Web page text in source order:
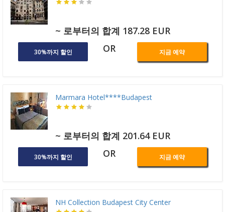
~ 로부터의 합계 187.28 EUR
30%까지 할인 OR 지금 예약
Marmara Hotel****Budapest
~ 로부터의 합계 201.64 EUR
30%까지 할인 OR 지금 예약
NH Collection Budapest City Center